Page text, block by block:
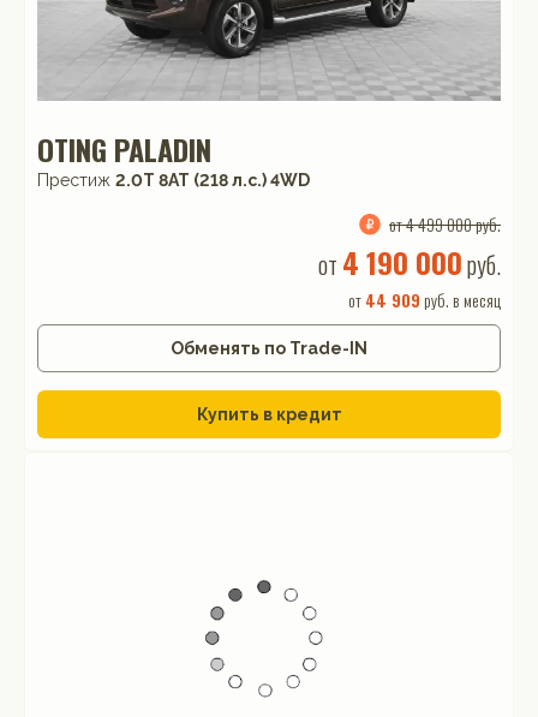
OTING PALADIN
Престиж 2.0T 8AT (218 л.с.) 4WD
от 4 499 000 руб.
от 4 190 000руб.
от44 909 руб. в месяц
Обменять по Trade-IN
Купить в кредит